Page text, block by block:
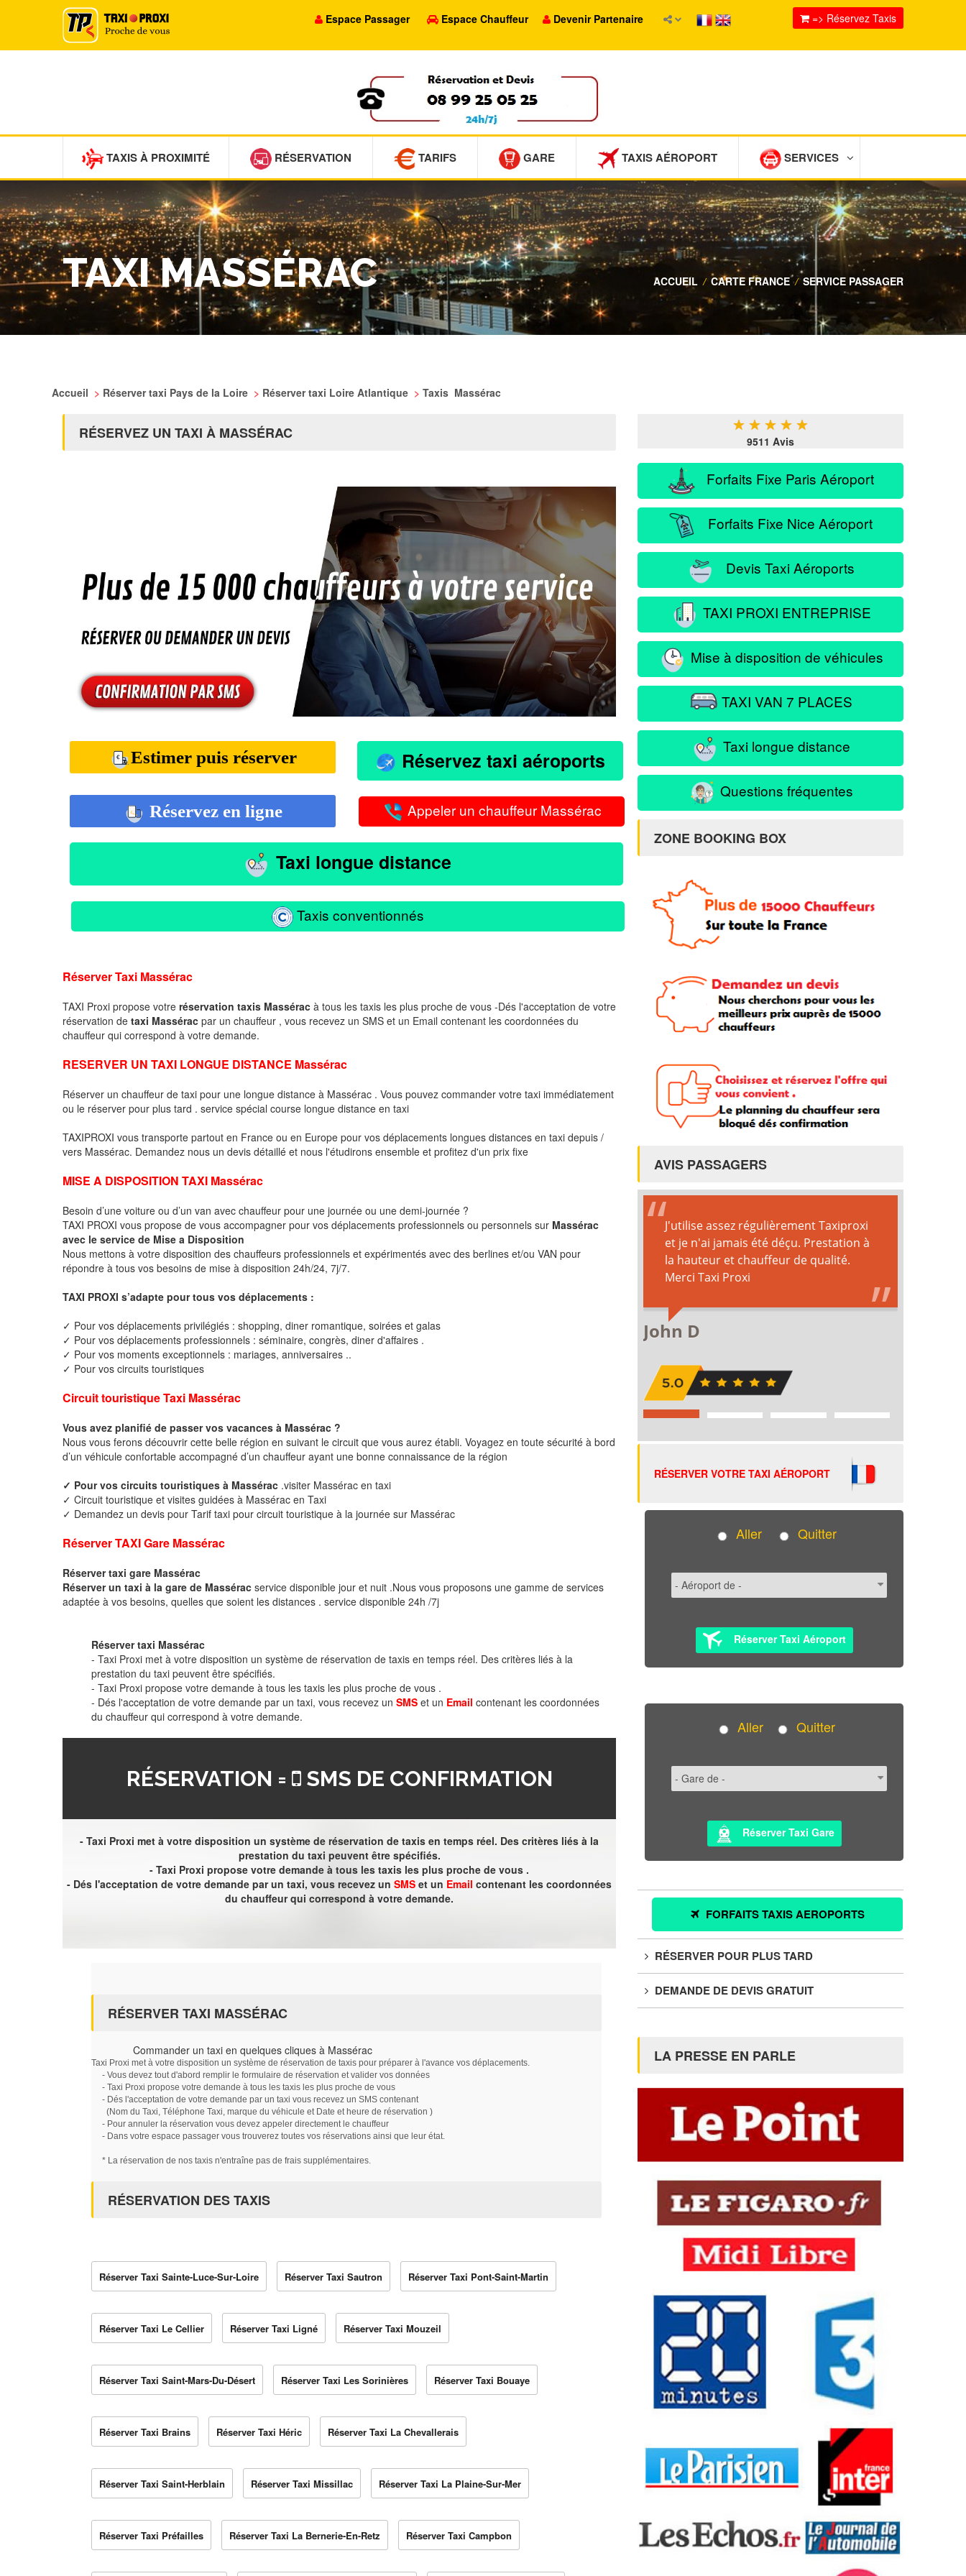
Espace Passager Espace Chauffeur Devenir Partenaire => Réservez Taxis
TAXIS À PROXIMITÉ RÉSERVATION TARIFS GARE TAXIS AÉROPORT SERVICES
TAXI MASSÉRAC ACCUEIL / CARTE FRANCE / SERVICE PASSAGER
Accueil > Réserver taxi Pays de la Loire > Réserver taxi Loire Atlantique > Taxis Massérac
RÉSERVEZ UN TAXI À MASSÉRAC
Estimer puis réserver Réservez taxi aéroports
Réservez en ligne Appeler un chauffeur Massérac
Taxi longue distance
Taxis conventionnés
Réserver Taxi Massérac
TAXI Proxi propose votre réservation taxis Massérac à tous les taxis les plus proche de vous -Dés l'acceptation de votre
réservation de taxi Massérac par un chauffeur , vous recevez un SMS et un Email contenant les coordonnées du
chauffeur qui correspond à votre demande.
RESERVER UN TAXI LONGUE DISTANCE Massérac
Réserver un chauffeur de taxi pour une longue distance à Massérac . Vous pouvez commander votre taxi immédiatement
ou le réserver pour plus tard . service spécial course longue distance en taxi
TAXIPROXI vous transporte partout en France ou en Europe pour vos déplacements longues distances en taxi depuis /
vers Massérac. Demandez nous un devis détaillé et nous l'étudirons ensemble et profitez d'un prix fixe
MISE A DISPOSITION TAXI Massérac
Besoin d’une voiture ou d’un van avec chauffeur pour une journée ou une demi-journée ?
TAXI PROXI vous propose de vous accompagner pour vos déplacements professionnels ou personnels sur Massérac
avec le service de Mise a Disposition
Nous mettons à votre disposition des chauffeurs professionnels et expérimentés avec des berlines et/ou VAN pour
répondre à tous vos besoins de mise à disposition 24h/24, 7j/7.
TAXI PROXI s’adapte pour tous vos déplacements :
✓ Pour vos déplacements privilégiés : shopping, diner romantique, soirées et galas
✓ Pour vos déplacements professionnels : séminaire, congrès, diner d'affaires .
✓ Pour vos moments exceptionnels : mariages, anniversaires ..
✓ Pour vos circuits touristiques
Circuit touristique Taxi Massérac
Vous avez planifié de passer vos vacances à Massérac ?
Nous vous ferons découvrir cette belle région en suivant le circuit que vous aurez établi. Voyagez en toute sécurité à bord
d’un véhicule confortable accompagné d’un chauffeur ayant une bonne connaissance de la région
✓ Pour vos circuits touristiques à Massérac .visiter Massérac en taxi
✓ Circuit touristique et visites guidées à Massérac en Taxi
✓ Demandez un devis pour Tarif taxi pour circuit touristique à la journée sur Massérac
Réserver TAXI Gare Massérac
Réserver taxi gare Massérac
Réserver un taxi à la gare de Massérac service disponible jour et nuit .Nous vous proposons une gamme de services
adaptée à vos besoins, quelles que soient les distances . service disponible 24h /7j
Réserver taxi Massérac
- Taxi Proxi met à votre disposition un système de réservation de taxis en temps réel. Des critères liés à la
prestation du taxi peuvent être spécifiés.
- Taxi Proxi propose votre demande à tous les taxis les plus proche de vous .
- Dés l'acceptation de votre demande par un taxi, vous recevez un SMS et un Email contenant les coordonnées
du chauffeur qui correspond à votre demande.
RÉSERVATION = SMS DE CONFIRMATION
- Taxi Proxi met à votre disposition un système de réservation de taxis en temps réel. Des critères liés à la
prestation du taxi peuvent être spécifiés.
- Taxi Proxi propose votre demande à tous les taxis les plus proche de vous .
- Dés l'acceptation de votre demande par un taxi, vous recevez un SMS et un Email contenant les coordonnées
du chauffeur qui correspond à votre demande.
RÉSERVER TAXI MASSÉRAC
Commander un taxi en quelques cliques à Massérac
Taxi Proxi met à votre disposition un système de réservation de taxis pour préparer à l'avance vos déplacements.
- Vous devez tout d'abord remplir le formulaire de réservation et valider vos données
- Taxi Proxi propose votre demande à tous les taxis les plus proche de vous
- Dés l'acceptation de votre demande par un taxi vous recevez un SMS contenant
(Nom du Taxi, Téléphone Taxi, marque du véhicule et Date et heure de réservation )
- Pour annuler la réservation vous devez appeler directement le chauffeur
- Dans votre espace passager vous trouverez toutes vos réservations ainsi que leur état.
* La réservation de nos taxis n'entraîne pas de frais supplémentaires.
RÉSERVATION DES TAXIS
Réserver Taxi Sainte-Luce-Sur-Loire Réserver Taxi Sautron Réserver Taxi Pont-Saint-Martin
Réserver Taxi Le Cellier Réserver Taxi Ligné Réserver Taxi Mouzeil
Réserver Taxi Saint-Mars-Du-Désert Réserver Taxi Les Sorinières Réserver Taxi Bouaye
Réserver Taxi Brains Réserver Taxi Héric Réserver Taxi La Chevallerais
Réserver Taxi Saint-Herblain Réserver Taxi Missillac Réserver Taxi La Plaine-Sur-Mer
Réserver Taxi Préfailles Réserver Taxi La Bernerie-En-Retz Réserver Taxi Campbon
★ ★ ★ ★ ★
9511 Avis
Forfaits Fixe Paris Aéroport
Forfaits Fixe Nice Aéroport
Devis Taxi Aéroports
TAXI PROXI ENTREPRISE
Mise à disposition de véhicules
TAXI VAN 7 PLACES
Taxi longue distance
Questions fréquentes
ZONE BOOKING BOX
AVIS PASSAGERS
RÉSERVER VOTRE TAXI AÉROPORT
Aller Quitter
Réserver Taxi Aéroport
Aller Quitter
Réserver Taxi Gare
FORFAITS TAXIS AEROPORTS
RÉSERVER POUR PLUS TARD
DEMANDE DE DEVIS GRATUIT
LA PRESSE EN PARLE